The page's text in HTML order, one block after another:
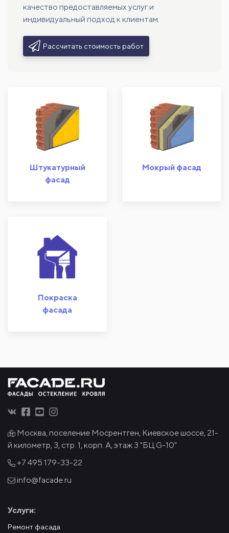
качество предоставляемых услуг и
индивидуальный подход к клиентам.
Рассчитать стоимость работ
Штукатурный
фасад
Мокрый фасад
Покраска
фасада
Москва, поселение Мосрентген, Киевское шоссе, 21-
й километр, 3, стр. 1, корп. А, этаж 3 "БЦ G-10"
+7 495 179-33-22
info@facade.ru
Услуги:
Ремонт фасада